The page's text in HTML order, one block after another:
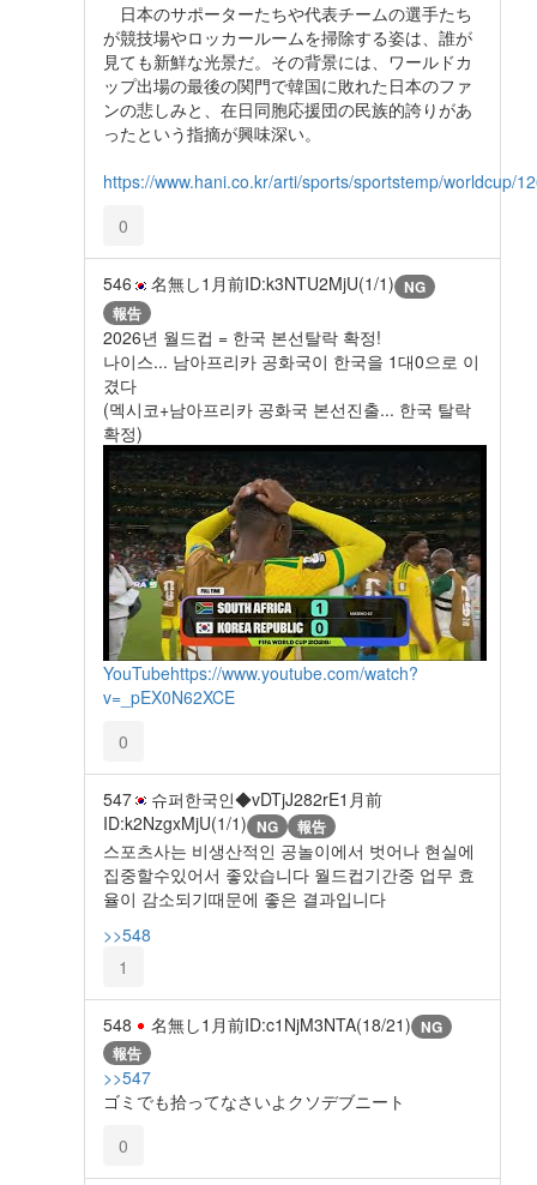
日本のサポーターたちや代表チームの選手たち
が競技場やロッカールームを掃除する姿は、誰が
見ても新鮮な光景だ。その背景には、ワールドカ
ップ出場の最後の関門で韓国に敗れた日本のファ
ンの悲しみと、在日同胞応援団の民族的誇りがあ
ったという指摘が興味深い。
https://www.hani.co.kr/arti/sports/sportstemp/worldcup/
0
546 名無し1月前ID:k3NTU2MjU(1/1) NG
報告
2026년 월드컵 = 한국 본선탈락 확정!
나이스... 남아프리카 공화국이 한국을 1대0으로 이
겼다
(멕시코+남아프리카 공화국 본선진출... 한국 탈락
확정)
YouTubehttps://www.youtube.com/watch?
v=_pEX0N62XCE
0
547 슈퍼한국인◆vDTjJ282rE1月前
ID:k2NzgxMjU(1/1) NG 報告
스포츠사는 비생산적인 공놀이에서 벗어나 현실에
집중할수있어서 좋았습니다 월드컵기간중 업무 효
율이 감소되기때문에 좋은 결과입니다
>>548
1
548 名無し1月前ID:c1NjM3NTA(18/21) NG
報告
>>547
ゴミでも拾ってなさいよクソデブニート
0